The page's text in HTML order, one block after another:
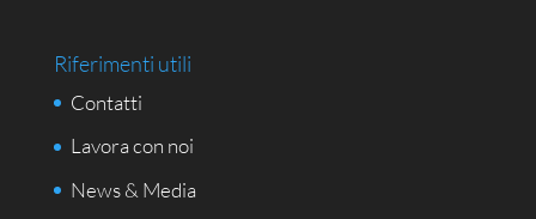
Riferimenti utili
Contatti
Lavora con noi
News & Media